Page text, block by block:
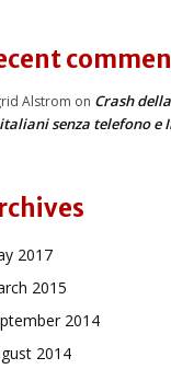
Alstrom on Crash
senza telefono e
2017
2015
2014
2014